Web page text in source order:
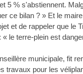
5 % s'abstiennent.
ce bilan ? » Et le
et de rappeler que le
le terre-plein est
municipale, fit
travaux pour les